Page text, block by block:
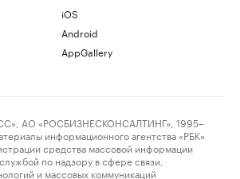
iOS
Android
AppGallery
АО «РОСБИЗНЕСКОНСАЛТИНГ», 1995–
информационного агентства «РБК»
средства массовой информации
по надзору в сфере связи,
и массовых коммуникаций